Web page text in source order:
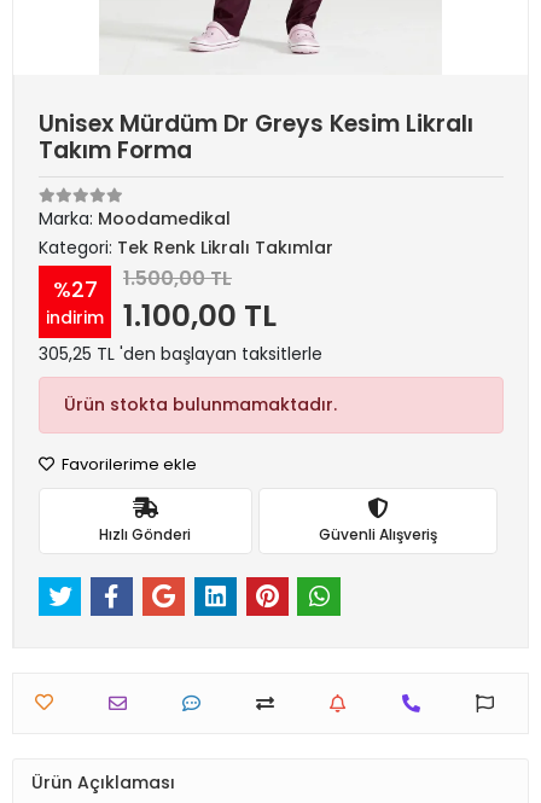
Unisex Mürdüm Dr Greys Kesim Likralı
Takım Forma
Marka: Moodamedikal
Kategori: Tek Renk Likralı Takımlar
%27
indirim
1.500,00 TL
1.100,00 TL
305,25 TL 'den başlayan taksitlerle
Ürün stokta bulunmamaktadır.
Favorilerime ekle
Hızlı Gönderi Güvenli Alışveriş
Ürün Açıklaması